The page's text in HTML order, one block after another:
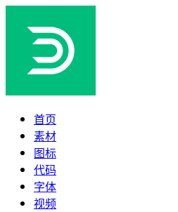
首页
素材
图标
代码
字体
视频